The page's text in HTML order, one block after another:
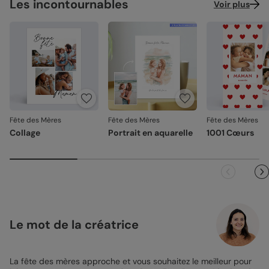
Les incontournables Voir plus
Fête des Mères
Collage
Fête des Mères
Portrait en aquarelle
Fête des Mères
1001 Cœurs
Le mot de la créatrice
La fête des mères approche et vous souhaitez le meilleur pour